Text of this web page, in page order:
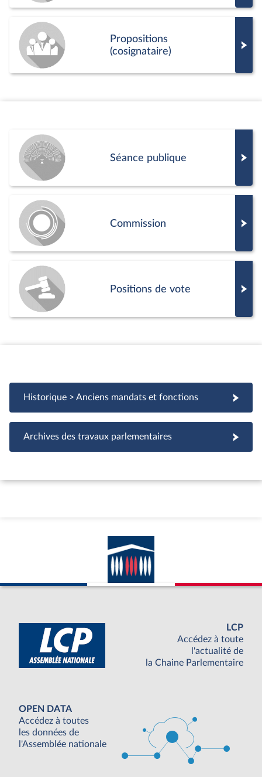
Propositions
(cosignataire)
Séance publique
Commission
Positions de vote
Historique > Anciens mandats et fonctions
Archives des travaux parlementaires
LCP
Accédez à toute
l'actualité de
la Chaine Parlementaire
OPEN DATA
Accédez à toutes
les données de
l'Assemblée nationale